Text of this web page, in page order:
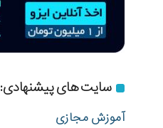
سایت های پیشنهادی:
آموزش مجازی